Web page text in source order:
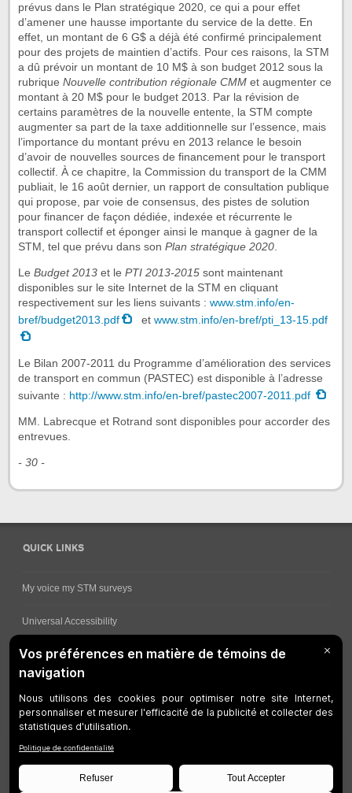
prévus dans le Plan stratégique 2020, ce qui a pour effet
d’amener une hausse importante du service de la dette. En
effet, un montant de 6 G$ a déjà été confirmé principalement
pour des projets de maintien d’actifs. Pour ces raisons, la STM
a dû prévoir un montant de 10 M$ à son budget 2012 sous la
rubrique Nouvelle contribution régionale CMM et augmenter ce
montant à 20 M$ pour le budget 2013. Par la révision de
certains paramètres de la nouvelle entente, la STM compte
augmenter sa part de la taxe additionnelle sur l’essence, mais
l’importance du montant prévu en 2013 relance le besoin
d’avoir de nouvelles sources de financement pour le transport
collectif. À ce chapitre, la Commission du transport de la CMM
publiait, le 16 août dernier, un rapport de consultation publique
qui propose, par voie de consensus, des pistes de solution
pour financer de façon dédiée, indexée et récurrente le
transport collectif et éponger ainsi le manque à gagner de la
STM, tel que prévu dans son Plan stratégique 2020.
Le Budget 2013 et le PTI 2013-2015 sont maintenant
disponibles sur le site Internet de la STM en cliquant
respectivement sur les liens suivants : www.stm.info/en-
bref/budget2013.pdf
et www.stm.info/en-bref/pti_13-15.pdf
Le Bilan 2007-2011 du Programme d’amélioration des services
de transport en commun (PASTEC) est disponible à l’adresse
suivante : http://www.stm.info/en-bref/pastec2007-2011.pdf
MM. Labrecque et Rotrand sont disponibles pour accorder des
entrevues.
- 30 -
QUICK LINKS
My voice my STM surveys
Universal Accessibility
Ways for viewing bus schedules
Customer service
Web Accessibility
Who can consult this page?